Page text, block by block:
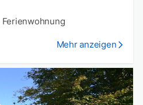
Mehr anzeigen